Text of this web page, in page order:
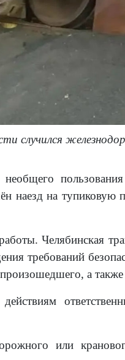
случился
наезд на тупиковую
Челябинская
требований
произошедшего, а
или